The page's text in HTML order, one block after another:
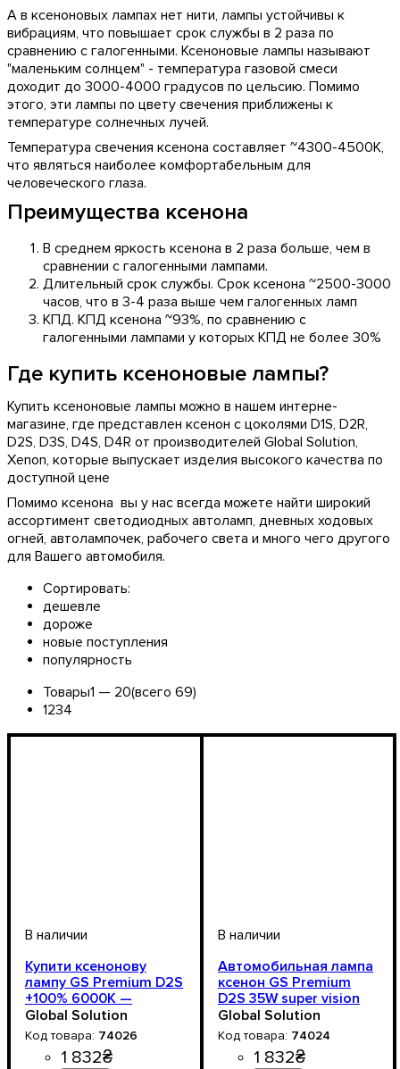
А в ксеноновых лампах нет нити, лампы устойчивы к
вибрациям, что повышает срок службы в 2 раза по
сравнению с галогенными. Ксеноновые лампы называют
"маленьким солнцем" - температура газовой смеси
доходит до 3000-4000 градусов по цельсию. Помимо
этого, эти лампы по цвету свечения приближены к
температуре солнечных лучей.
Температура свечения ксенона составляет ~4300-4500К,
что являться наиболее комфортабельным для
человеческого глаза.
Преимущества ксенона
В среднем яркость ксенона в 2 раза больше, чем в
сравнении с галогенными лампами.
Длительный срок службы. Срок ксенона ~2500-3000
часов, что в 3-4 раза выше чем галогенных ламп
КПД. КПД ксенона ~93%, по сравнению с
галогенными лампами у которых КПД не более 30%
Где купить ксеноновые лампы?
Купить ксеноновые лампы можно в нашем интерне-
магазине, где представлен ксенон с цоколями D1S, D2R,
D2S, D3S, D4S, D4R от производителей Global Solution,
Xenon, которые выпускает изделия высокого качества по
доступной цене
Помимо ксенона вы у нас всегда можете найти широкий
ассортимент светодиодных автоламп, дневных ходовых
огней, автолампочек, рабочего света и много чего другого
для Вашего автомобиля.
Сортировать:
дешевле
дороже
новые поступления
популярность
Товары1 — 20(всего 69)
1234
Купити ксенонову
лампу GS Premium D2S
+100% 6000K —
максимальна
потужність для
лінзованої оптики
Global Solution
74026
1 832₴
Автомобильная лампа
ксенон GS Premium
D2S 35W super vision
+100% 4300К | Global
Solution
Global Solution
74024
1 832₴